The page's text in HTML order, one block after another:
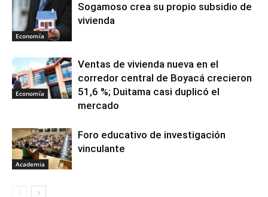
Economía
Sogamoso crea su propio subsidio de
vivienda
Economía
Ventas de vivienda nueva en el
corredor central de Boyacá crecieron
51,6 %; Duitama casi duplicó el
mercado
Academia
Foro educativo de investigación
vinculante